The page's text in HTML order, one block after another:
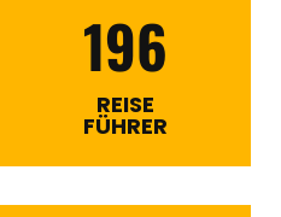
196
REISE
FÜHRER